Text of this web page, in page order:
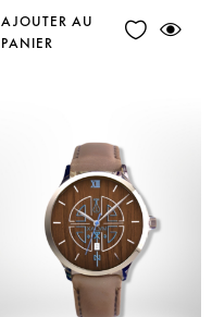
AJOUTER AU
PANIER